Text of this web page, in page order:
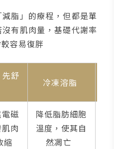
脂」的療程，但都是單
有肌肉量，基礎代謝率
容易復胖
舒
冷凍溶脂
磁
肉
縮
降低脂肪細胞
溫度，使其自
然凋亡